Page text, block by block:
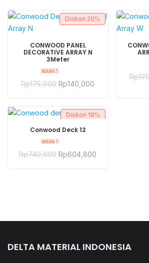
Diskon 20%
BELI SEKARANG
CONWOOD PANEL
DECORATIVE ARRAY N
3Meter
Dinilai
5.00
Rp175,000 Rp140,000
Rp
Diskon 18%
BELI SEKARANG
Conwood Deck 12
Dinilai
5.00
Rp740,000 Rp604,800
DELTA MATERIAL INDONESIA